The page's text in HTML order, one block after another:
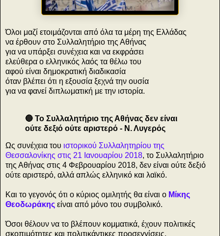
Όλοι μαζί ετοιμάζονται από όλα τα μέρη της Ελλάδας
να έρθουν στο Συλλαλητήριο της Αθήνας
για να υπάρξει συνέχεια και να εκφράσει
ελεύθερα ο ελληνικός λαός τα θέλω του
αφού είναι δημοκρατική διαδικασία
όταν βλέπει ότι η εξουσία ξεχνά την ουσία
για να φανεί διπλωματική με την ιστορία.
🔵 Το Συλλαλητήριο της Αθήνας δεν είναι
ούτε δεξιό ούτε αριστερό - Ν. Λυγερός
Ως συνέχεια του ιστορικού Συλλαλητηρίου της
Θεσσαλονίκης στις 21 Ιανουαρίου 2018, το Συλλαλητήριο
της Αθήνας στις 4 Φεβρουαρίου 2018, δεν είναι ούτε δεξιό
ούτε αριστερό, αλλά απλώς ελληνικό και λαϊκό.
Και το γεγονός ότι ο κύριος ομιλητής θα είναι ο Μίκης
Θεοδωράκης είναι από μόνο του συμβολικό.
Όσοι θέλουν να το βλέπουν κομματικά, έχουν πολιτικές
σκοπιμότητες και πολιτικάντικες προσεγγίσεις.